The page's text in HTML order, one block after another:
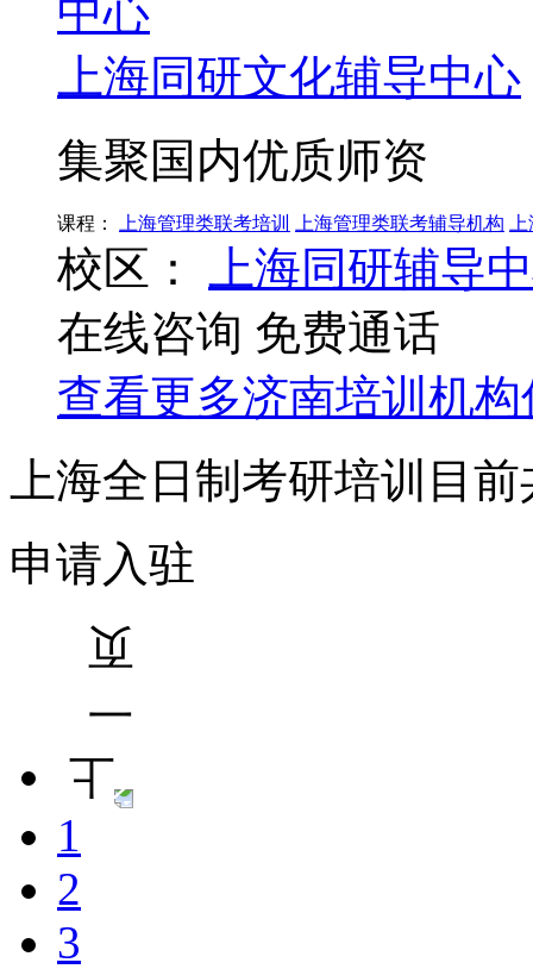
上海同研文化辅导中心
集聚国内优质师资
课程： 上海管理类联考培训 上海管理类联考辅导机构
校区：
上海同研辅导
在线咨询 免费通话
查看更多济南培训机构
上海全日制考研培训目
申请入驻
1
2
3